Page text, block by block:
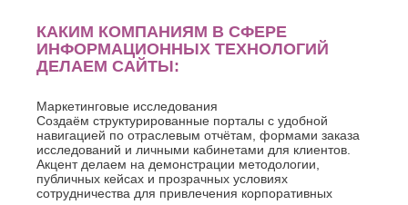
КАКИМ КОМПАНИЯМ В СФЕРЕ
ИНФОРМАЦИОННЫХ ТЕХНОЛОГИЙ
ДЕЛАЕМ САЙТЫ:
Маркетинговые исследования
Создаём структурированные порталы с удобной
навигацией по отраслевым отчётам, формами заказа
исследований и личными кабинетами для клиентов.
Акцент делаем на демонстрации методологии,
публичных кейсах и прозрачных условиях
сотрудничества для привлечения корпоративных